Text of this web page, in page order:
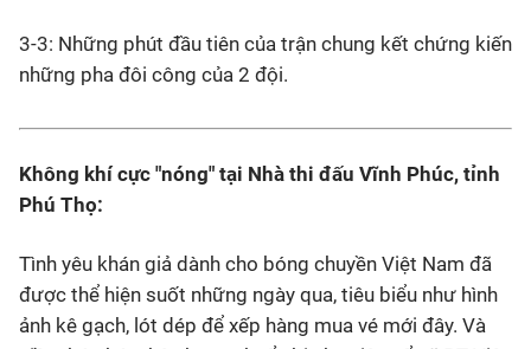
3-3: Những phút đầu tiên của trận chung kết chứng kiến
những pha đôi công của 2 đội.
Không khí cực "nóng" tại Nhà thi đấu Vĩnh Phúc, tỉnh
Phú Thọ:
Tình yêu khán giả dành cho bóng chuyền Việt Nam đã
được thể hiện suốt những ngày qua, tiêu biểu như hình
ảnh kê gạch, lót dép để xếp hàng mua vé mới đây. Và